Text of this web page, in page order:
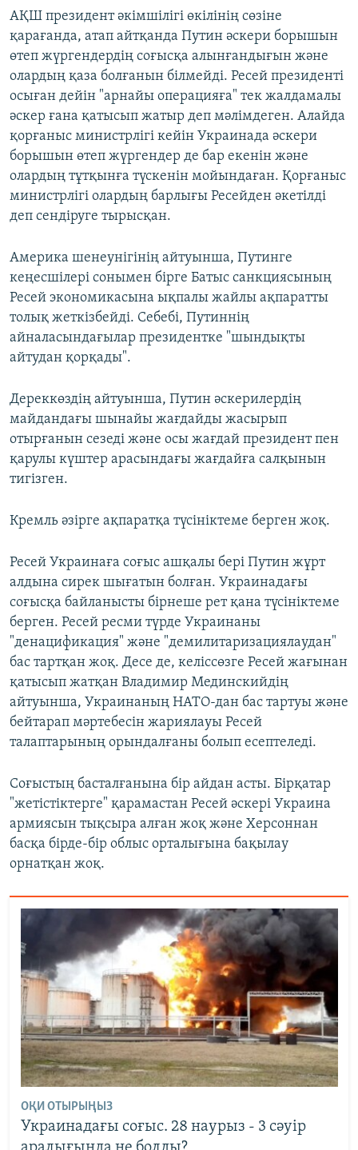
АҚШ президент әкімшілігі өкілінің сөзіне
қарағанда, атап айтқанда Путин әскери борышын
өтеп жүргендердің соғысқа алынғандығын және
олардың қаза болғанын білмейді. Ресей президенті
осыған дейін "арнайы операцияға" тек жалдамалы
әскер ғана қатысып жатыр деп мәлімдеген. Алайда
қорғаныс министрлігі кейін Украинада әскери
борышын өтеп жүргендер де бар екенін және
олардың тұтқынға түскенін мойындаған. Қорғаныс
министрлігі олардың барлығы Ресейден әкетілді
деп сендіруге тырысқан.
Америка шенеунігінің айтуынша, Путинге
кеңесшілері сонымен бірге Батыс санкциясының
Ресей экономикасына ықпалы жайлы ақпаратты
толық жеткізбейді. Себебі, Путиннің
айналасындағылар президентке "шындықты
айтудан қорқады".
Дереккөздің айтуынша, Путин әскерилердің
майдандағы шынайы жағдайды жасырып
отырғанын сезеді және осы жағдай президент пен
қарулы күштер арасындағы жағдайға салқынын
тигізген.
Кремль әзірге ақпаратқа түсініктеме берген жоқ.
Ресей Украинаға соғыс ашқалы бері Путин жұрт
алдына сирек шығатын болған. Украинадағы
соғысқа байланысты бірнеше рет қана түсініктеме
берген. Ресей ресми түрде Украинаны
"денацификация" және "демилитаризациялаудан"
бас тартқан жоқ. Десе де, келіссөзге Ресей жағынан
қатысып жатқан Владимир Мединскийдің
айтуынша, Украинаның НАТО-дан бас тартуы және
бейтарап мәртебесін жариялауы Ресей
талаптарының орындалғаны болып есептеледі.
Соғыстың басталғанына бір айдан асты. Бірқатар
"жетістіктерге" қарамастан Ресей әскері Украина
армиясын тықсыра алған жоқ және Херсоннан
басқа бірде-бір облыс орталығына бақылау
орнатқан жоқ.
ОҚИ ОТЫРЫҢЫЗ
Украинадағы соғыс. 28 наурыз - 3 сәуір